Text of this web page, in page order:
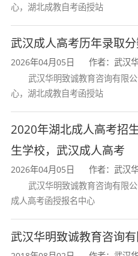
湖北工业大学学校占地
面积100余万平方米，拥
体和后勤服务设施，门
业实验室，学生公寓均
省高等学校优秀级图书
学校建有安全通畅的校
平台。学校设有17个学
计院股份司、湖北省农
省
农机鉴定站 等省级科
院。
心，湖北成教自考函授站
武汉成人高考历年录取
2026年04月05日
作者：武汉
武汉华明致诚教育咨询有限
心，湖北成教自考函授站
2020年湖北成人高考招
生学校，武汉成人高考
2026年04月05日
作者：武汉
武汉华明致诚教育咨询有限
成人高考函授报名中心
武汉华明致诚教育咨询